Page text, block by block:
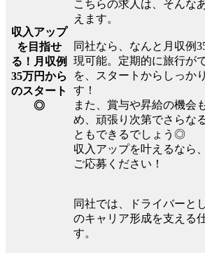
収入アップ
を目指せ
る！月収例
35万円から
のスタート
◎
こちらの求人は、そんな
えます。
同社なら、なんと月収例
現可能。定期的に旅行が
を、スタートからしっか
す！
また、賞与や昇給の機会
め、頑張り次第でさらな
ともできるでしょう◎
収入アップを叶えるなら
ご応募ください！
同社では、ドライバーと
のキャリア形成を支える
す。